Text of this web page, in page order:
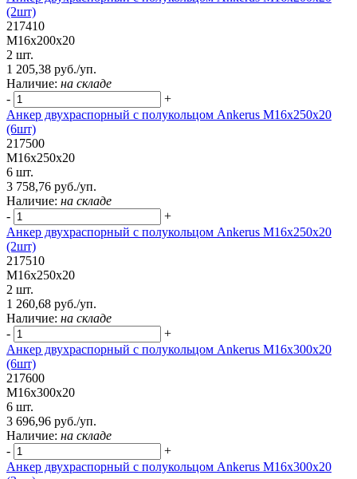
(2шт)
217410
М16х200х20
2 шт.
1 205,38 руб./уп.
Наличие: на складе
-
+
Анкер двухраспорный с полукольцом Ankerus М16х250х20
(6шт)
217500
М16х250х20
6 шт.
3 758,76 руб./уп.
Наличие: на складе
-
+
Анкер двухраспорный с полукольцом Ankerus М16х250х20
(2шт)
217510
М16х250х20
2 шт.
1 260,68 руб./уп.
Наличие: на складе
-
+
Анкер двухраспорный с полукольцом Ankerus М16х300х20
(6шт)
217600
М16х300х20
6 шт.
3 696,96 руб./уп.
Наличие: на складе
-
+
Анкер двухраспорный с полукольцом Ankerus М16х300х20